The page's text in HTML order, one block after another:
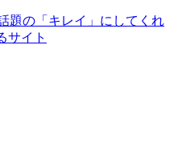
題の「キレイ」にしてくれ
サイト